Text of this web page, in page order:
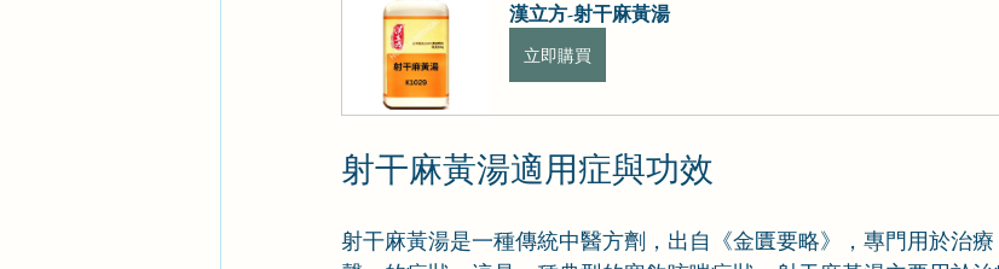
漢立方-射干麻黃湯
立即購買
射干麻黃湯適用症與功效
射干麻黃湯是一種傳統中醫方劑，出自《金匱要略》，專門用於治